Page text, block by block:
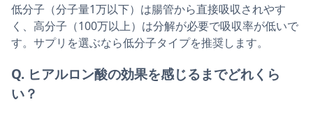
低分子（分子量1万以下）は腸管から直接吸収されやす
く、高分子（100万以上）は分解が必要で吸収率が低いで
す。サプリを選ぶなら低分子タイプを推奨します。
Q. ヒアルロン酸の効果を感じるまでどれくら
い？